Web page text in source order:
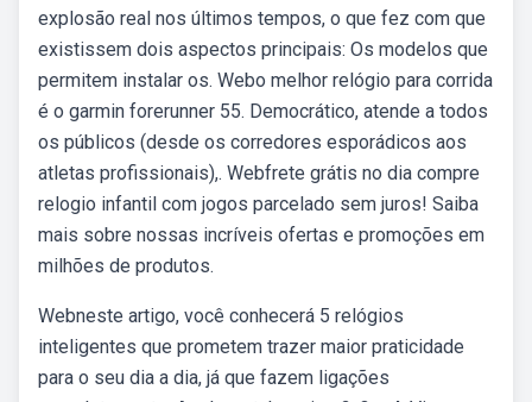
explosão real nos últimos tempos, o que fez com que
existissem dois aspectos principais: Os modelos que
permitem instalar os. Webo melhor relógio para corrida
é o garmin forerunner 55. Democrático, atende a todos
os públicos (desde os corredores esporádicos aos
atletas profissionais),. Webfrete grátis no dia compre
relogio infantil com jogos parcelado sem juros! Saiba
mais sobre nossas incríveis ofertas e promoções em
milhões de produtos.
Webneste artigo, você conhecerá 5 relógios
inteligentes que prometem trazer maior praticidade
para o seu dia a dia, já que fazem ligações